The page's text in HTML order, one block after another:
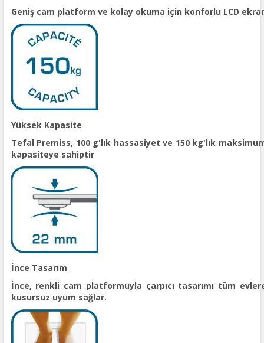
Geniş cam platform ve kolay okuma için konforlu LCD
Yüksek Kapasite
Tefal Premiss, 100 g'lık hassasiyet ve 150 kg'lık
kapasiteye sahiptir
İnce Tasarım
İnce, renkli cam platformuyla çarpıcı tasarımı tüm
kusursuz uyum sağlar.